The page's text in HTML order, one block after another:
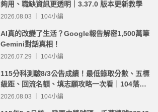
夠用、職缺資訊更透明｜3.37.0 版本更新教學
2026.08.03 ｜ 104小編
AI真的改變了生活？Google報告解密1,500萬筆
Gemini對話真相！
2026.07.29 ｜ 104小編
115分科測驗8/3公告成績！最低錄取分數、五標
級距、回流名額、填志願攻略一次看｜104落點
分析
2026.08.03 ｜ 104小編